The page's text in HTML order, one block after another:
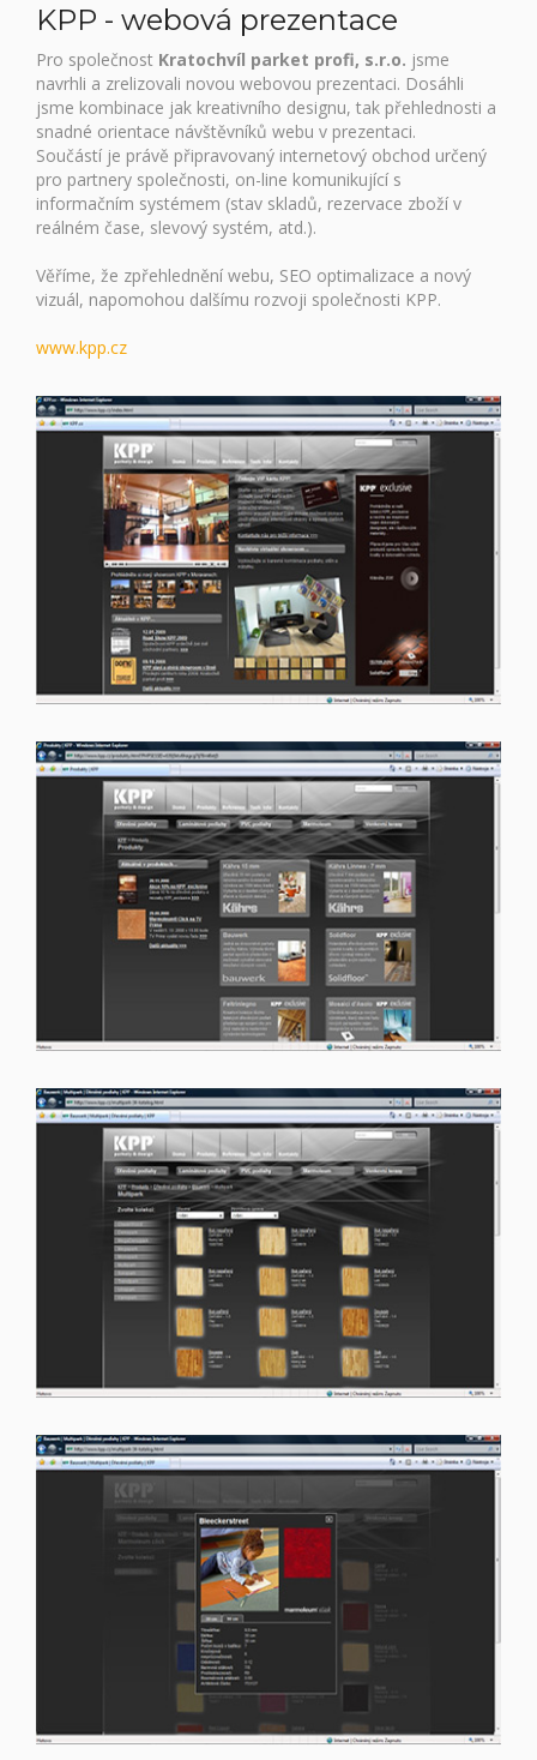
KPP - webová prezentace
Pro společnost Kratochvíl parket profi, s.r.o. jsme
navrhli a zrelizovali novou webovou prezentaci. Dosáhli
jsme kombinace jak kreativního designu, tak přehlednosti a
snadné orientace návštěvníků webu v prezentaci.
Součástí je právě připravovaný internetový obchod určený
pro partnery společnosti, on-line komunikující s
informačním systémem (stav skladů, rezervace zboží v
reálném čase, slevový systém, atd.).
Věříme, že zpřehlednění webu, SEO optimalizace a nový
vizuál, napomohou dalšímu rozvoji společnosti KPP.
www.kpp.cz